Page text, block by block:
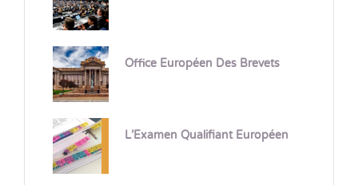
Office Européen Des Brevets
L’Examen Qualifiant Européen